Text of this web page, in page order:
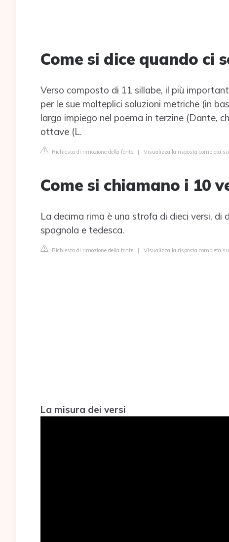
Come si dice quando ci
Verso composto di 11 sillabe, il più
per le sue molteplici soluzioni metriche (in
largo impiego nel poema in terzine (Dante,
ottave (L.
Richiesta di rimozione della fonte | Visualizza la risposta completa
Come si chiamano i 10
La decima rima è una strofa di dieci versi,
spagnola e tedesca.
Richiesta di rimozione della fonte | Visualizza la risposta completa
La misura dei versi